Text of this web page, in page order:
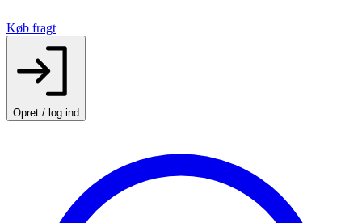
Køb fragt
Opret / log ind